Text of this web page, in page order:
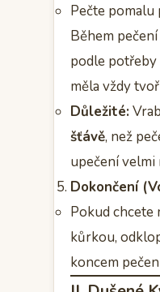
Pečte pomalu
Během
podle potřeby
měla vždy
Důležité:
šťávě, než
upečení velmi
Dokončení
Pokud chcete
kůrkou,
koncem